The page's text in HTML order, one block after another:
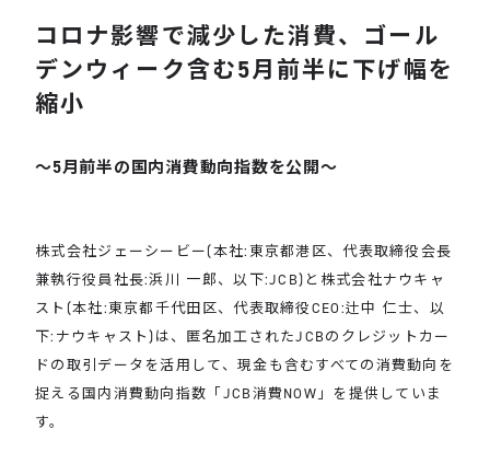
コロナ影響で減少した消費、ゴール
デンウィーク含む5月前半に下げ幅を
縮小
～5月前半の国内消費動向指数を公開～
株式会社ジェーシービー(本社:東京都港区、代表取締役会長
兼執行役員社長:浜川 一郎、以下:JCB)と株式会社ナウキャ
スト(本社:東京都千代田区、代表取締役CEO:辻中 仁士、以
下:ナウキャスト)は、匿名加工されたJCBのクレジットカー
ドの取引データを活用して、現金も含むすべての消費動向を
捉える国内消費動向指数「JCB消費NOW」を提供していま
す。